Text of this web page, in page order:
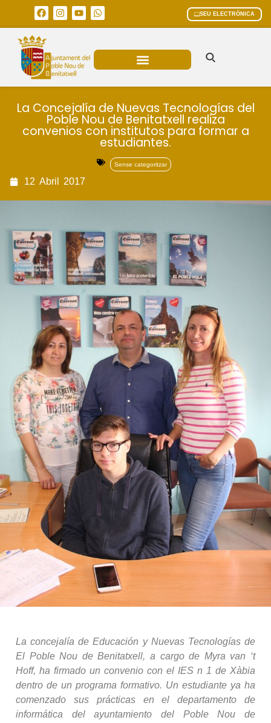
SEU ELECTRÒNICA
La Concejalía de Nuevas Tecnologías del
Poble Nou de Benitatxell realiza
convenios con institutos para formar a
estudiantes.
Sense categoritzar
12 Abril 2017
La concejalía de Educación y Nuevas Tecnologías de
El Poble Nou de Benitatxell, a cargo de Myra van ‘t
Hoff, ha firmado un convenio con el IES n 1 de Xàbia
dentro de un programa formativo. Un estudiante ya ha
comenzado sus prácticas en el departamento de
informática del ayuntamiento del Poble Nou de